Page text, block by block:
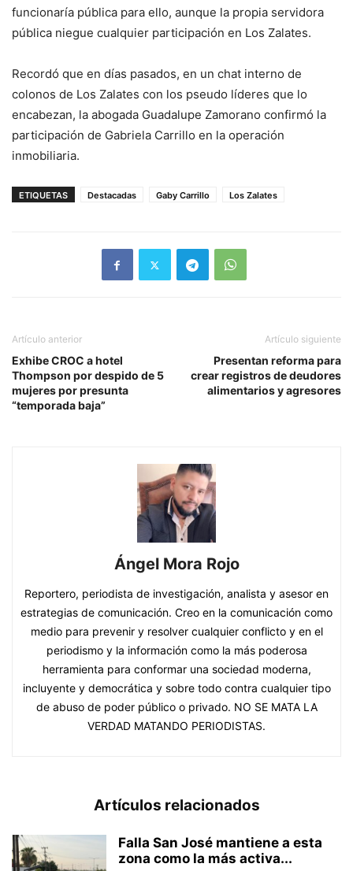
funcionaría pública para ello, aunque la propia servidora
pública niegue cualquier participación en Los Zalates.
Recordó que en días pasados, en un chat interno de
colonos de Los Zalates con los pseudo líderes que lo
encabezan, la abogada Guadalupe Zamorano confirmó la
participación de Gabriela Carrillo en la operación
inmobiliaria.
ETIQUETAS Destacadas Gaby Carrillo Los Zalates
Artículo anterior
Exhibe CROC a hotel
Thompson por despido de 5
mujeres por presunta
“temporada baja”
Artículo siguiente
Presentan reforma para
crear registros de deudores
alimentarios y agresores
Ángel Mora Rojo
Reportero, periodista de investigación, analista y asesor en
estrategias de comunicación. Creo en la comunicación como
medio para prevenir y resolver cualquier conflicto y en el
periodismo y la información como la más poderosa
herramienta para conformar una sociedad moderna,
incluyente y democrática y sobre todo contra cualquier tipo
de abuso de poder público o privado. NO SE MATA LA
VERDAD MATANDO PERIODISTAS.
Artículos relacionados
Falla San José mantiene a esta
zona como la más activa...